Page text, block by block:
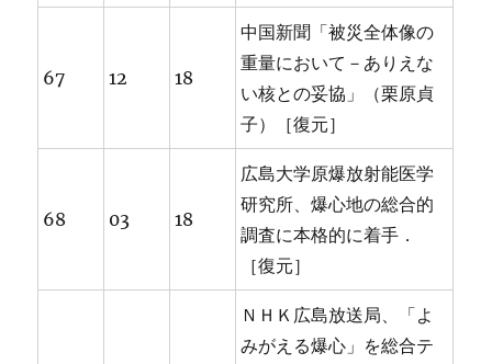
67 12 18
中国新聞「被災全体像の
重量において－ありえな
い核との妥協」（栗原貞
子）［復元］
68 03 18
広島大学原爆放射能医学
研究所、爆心地の総合的
調査に本格的に着手．
［復元］
ＮＨＫ広島放送局、「よ
みがえる爆心」を総合テ